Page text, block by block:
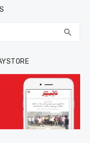
search